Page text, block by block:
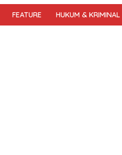
FEATURE HUKUM & KRIMINAL